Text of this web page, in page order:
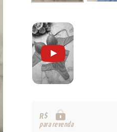
R$
para revenda